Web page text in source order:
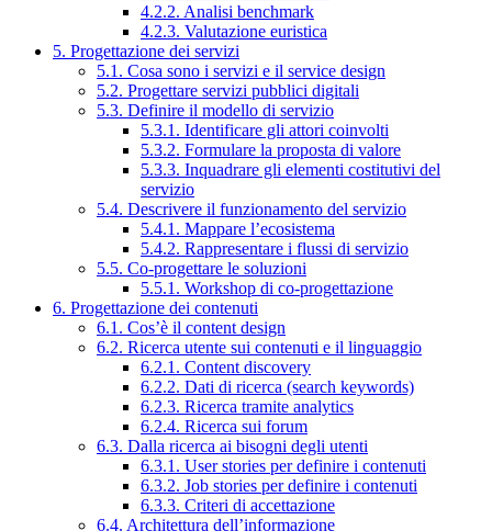
4.2.2. Analisi benchmark
4.2.3. Valutazione euristica
5. Progettazione dei servizi
5.1. Cosa sono i servizi e il service design
5.2. Progettare servizi pubblici digitali
5.3. Definire il modello di servizio
5.3.1. Identificare gli attori coinvolti
5.3.2. Formulare la proposta di valore
5.3.3. Inquadrare gli elementi costitutivi del
servizio
5.4. Descrivere il funzionamento del servizio
5.4.1. Mappare l’ecosistema
5.4.2. Rappresentare i flussi di servizio
5.5. Co-progettare le soluzioni
5.5.1. Workshop di co-progettazione
6. Progettazione dei contenuti
6.1. Cos’è il content design
6.2. Ricerca utente sui contenuti e il linguaggio
6.2.1. Content discovery
6.2.2. Dati di ricerca (search keywords)
6.2.3. Ricerca tramite analytics
6.2.4. Ricerca sui forum
6.3. Dalla ricerca ai bisogni degli utenti
6.3.1. User stories per definire i contenuti
6.3.2. Job stories per definire i contenuti
6.3.3. Criteri di accettazione
6.4. Architettura dell’informazione